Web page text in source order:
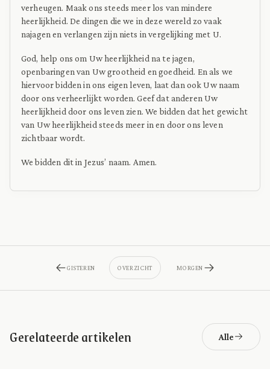
verheugen. Maak ons steeds meer los van mindere
heerlijkheid. De dingen die we in deze wereld zo vaak
najagen en verlangen zijn niets in vergelijking met U.
God, help ons om Uw heerlijkheid na te jagen,
openbaringen van Uw grootheid en goedheid. En als we
hiervoor bidden in ons eigen leven, laat dan ook Uw naam
door ons verheerlijkt worden. Geef dat anderen Uw
heerlijkheid door ons leven zien. We bidden dat het gewicht
van Uw heerlijkheid steeds meer in en door ons leven
zichtbaar wordt.
We bidden dit in Jezus’ naam. Amen.
GISTEREN OVERZICHT MORGEN
Gerelateerde artikelen Alle